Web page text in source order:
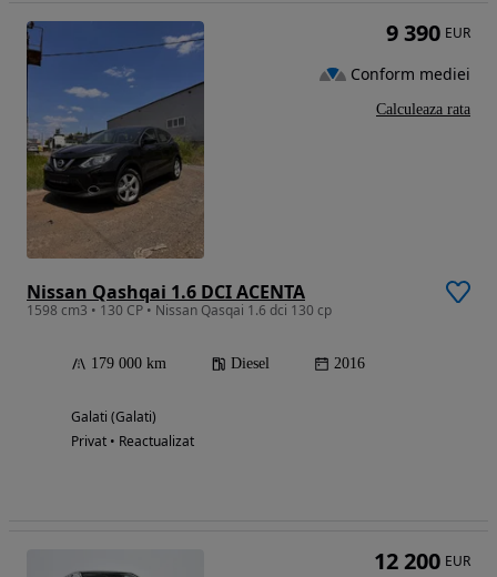
Nissan Qashqai 1.6 DCI ACENTA
1598 cm3 • 130 CP • Nissan Qasqai 1.6 dci 130 cp
179 000 km Diesel 2016
Galati (Galati)
Privat • Reactualizat
9 390 EUR
Conform mediei
Calculeaza rata
12 200 EUR